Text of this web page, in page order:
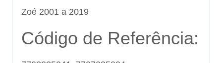
Zoé 2001 a 2019
Código de Referência: